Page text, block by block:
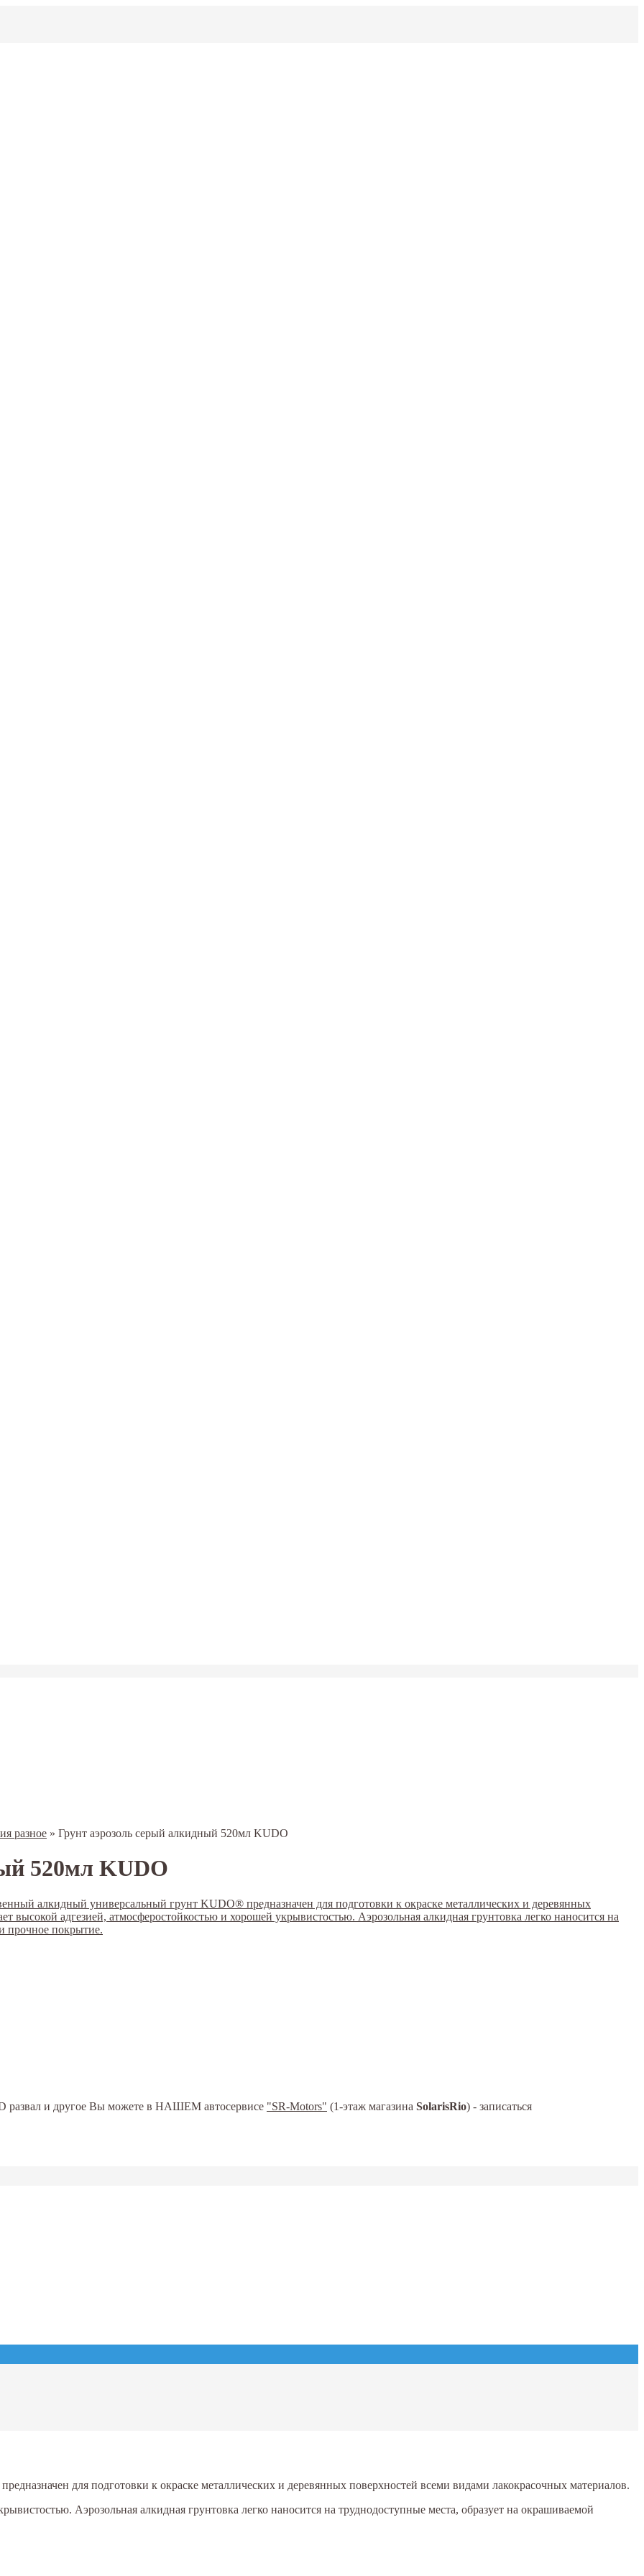
разное » Грунт аэрозоль серый алкидный 520мл KUDO
520мл KUDO
развал и другое Вы можете в НАШЕМ автосервисе "SR-Motors" (1-этаж магазина SolarisRio) - записаться
для подготовки к окраске металлических и деревянных поверхностей всеми видами лакокрасочных материалов.
Аэрозольная алкидная грунтовка легко наносится на труднодоступные места, образует на окрашиваемой